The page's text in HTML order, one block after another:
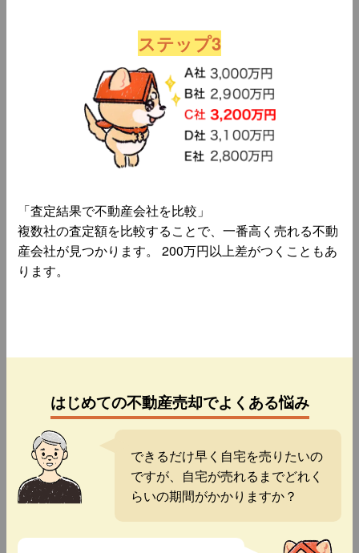
ステップ3
「査定結果で不動産会社を比較」
複数社の査定額を比較することで、一番高く売れる不動
産会社が見つかります。 200万円以上差がつくこともあ
ります。
はじめての不動産売却でよくある悩み
できるだけ早く自宅を売りたいの
ですが、自宅が売れるまでどれく
らいの期間がかかりますか？